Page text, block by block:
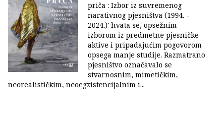
priča : Izbor iz suvremenog
narativnog pjesništva (1994. -
2024.)' hvata se, opsežnim
izborom iz predmetne pjesničke
aktive i pripadajućim pogovorom
opsega manje studije. Razmatrano
pjesništvo označavalo se
stvarnosnim, mimetičkim,
neorealističkim, neoegzistencijalnim i...